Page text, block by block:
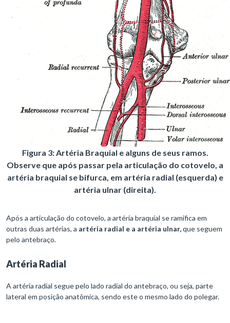
Figura 3: Artéria Braquial e alguns de seus ramos.
Observe que após passar pela articulação do cotovelo, a
artéria braquial se bifurca, em artéria radial (esquerda) e
artéria ulnar (direita).
Após a articulação do cotovelo, a artéria braquial se ramifica em
outras duas artérias, a artéria radial e a artéria ulnar,que seguem
pelo antebraço.
Artéria Radial
A artéria radial segue pelo lado radial do antebraço, ou seja, parte
lateral em posição anatômica, sendo este o mesmo lado do polegar.